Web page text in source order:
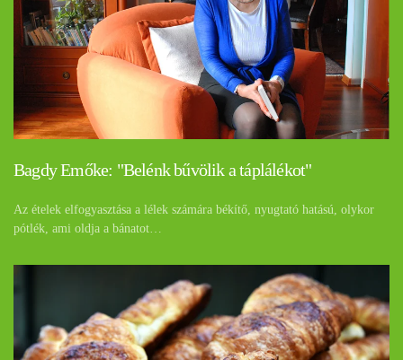
Bagdy Emőke: "Belénk bűvölik a táplálékot"
Az ételek elfogyasztása a lélek számára békítő, nyugtató hatású, olykor
pótlék, ami oldja a bánatot…